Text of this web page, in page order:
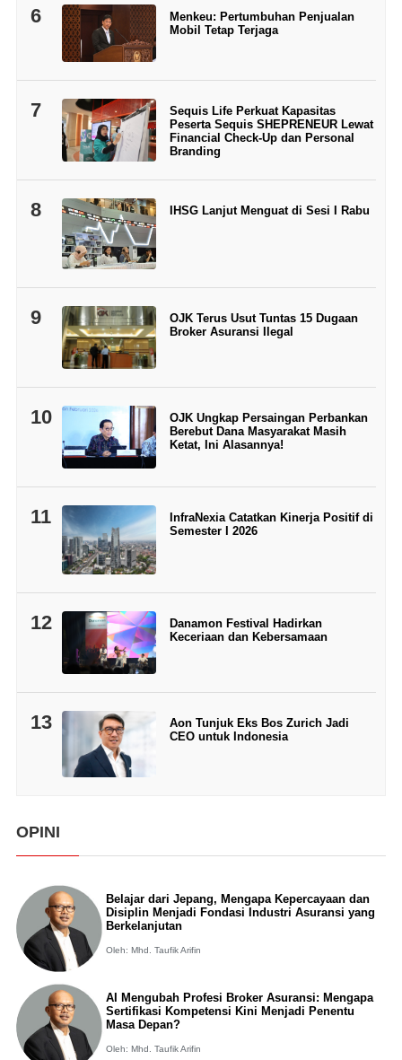
6
Menkeu: Pertumbuhan Penjualan
Mobil Tetap Terjaga
7
Sequis Life Perkuat Kapasitas
Peserta Sequis SHEPRENEUR Lewat
Financial Check-Up dan Personal
Branding
8 IHSG Lanjut Menguat di Sesi I Rabu
9
OJK Terus Usut Tuntas 15 Dugaan
Broker Asuransi Ilegal
10
OJK Ungkap Persaingan Perbankan
Berebut Dana Masyarakat Masih
Ketat, Ini Alasannya!
11
InfraNexia Catatkan Kinerja Positif di
Semester I 2026
12
Danamon Festival Hadirkan
Keceriaan dan Kebersamaan
13
Aon Tunjuk Eks Bos Zurich Jadi
CEO untuk Indonesia
OPINI
Belajar dari Jepang, Mengapa Kepercayaan dan
Disiplin Menjadi Fondasi Industri Asuransi yang
Berkelanjutan
Oleh: Mhd. Taufik Arifin
AI Mengubah Profesi Broker Asuransi: Mengapa
Sertifikasi Kompetensi Kini Menjadi Penentu
Masa Depan?
Oleh: Mhd. Taufik Arifin